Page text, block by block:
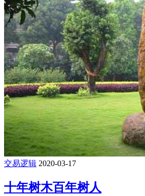
交易逻辑 2020-03-17
十年树木百年树人